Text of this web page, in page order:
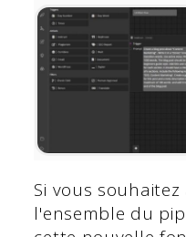
Si vous
l'ensemble du